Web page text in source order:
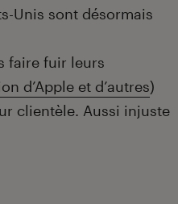
Unis sont désormais
faire fuir leurs
d’Apple et d’autres)
clientèle. Aussi injuste